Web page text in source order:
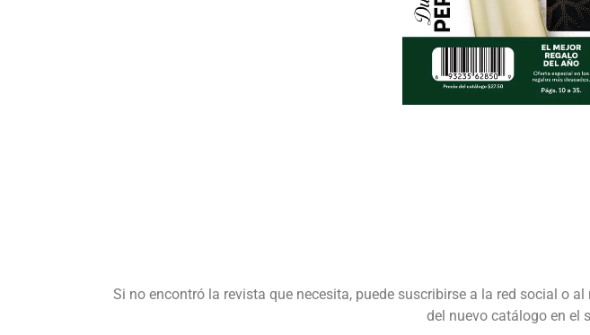
Si no encontró la revista que necesita, puede suscribirse a la red social o
del nuevo catálogo en el